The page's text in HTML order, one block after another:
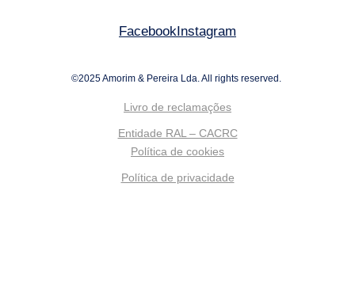
Facebook Instagram
©2025 Amorim & Pereira Lda. All rights reserved.
Livro de reclamações
Entidade RAL – CACRC
Política de cookies
Política de privacidade